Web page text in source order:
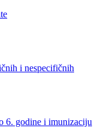
i nespecifičnih
6. godine i imunizaciju